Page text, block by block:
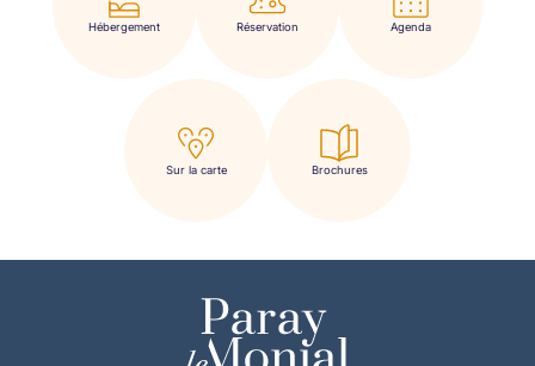
Hébergement Réservation Agenda
Sur la carte Brochures